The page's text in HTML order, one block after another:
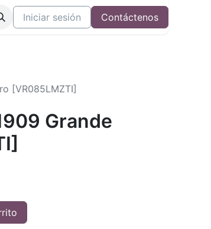
Iniciar sesión Contáctenos
[VR085LMZTI]
Grande